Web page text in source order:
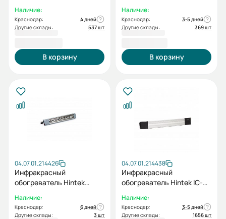
Наличие:
Краснодар:
4 дней
Другие склады:
537 шт
В корзину
Наличие:
Краснодар:
3-5 дней
Другие склады:
369 шт
В корзину
04.07.01.214426
Инфракрасный
обогреватель Hintek
Наличие:
Краснодар:
6 дней
Другие склады:
3 шт
04.07.01.214438
Инфракрасный
обогреватель Hintek IC-08
Наличие:
Краснодар:
3-5 дней
Другие склады:
1656 шт